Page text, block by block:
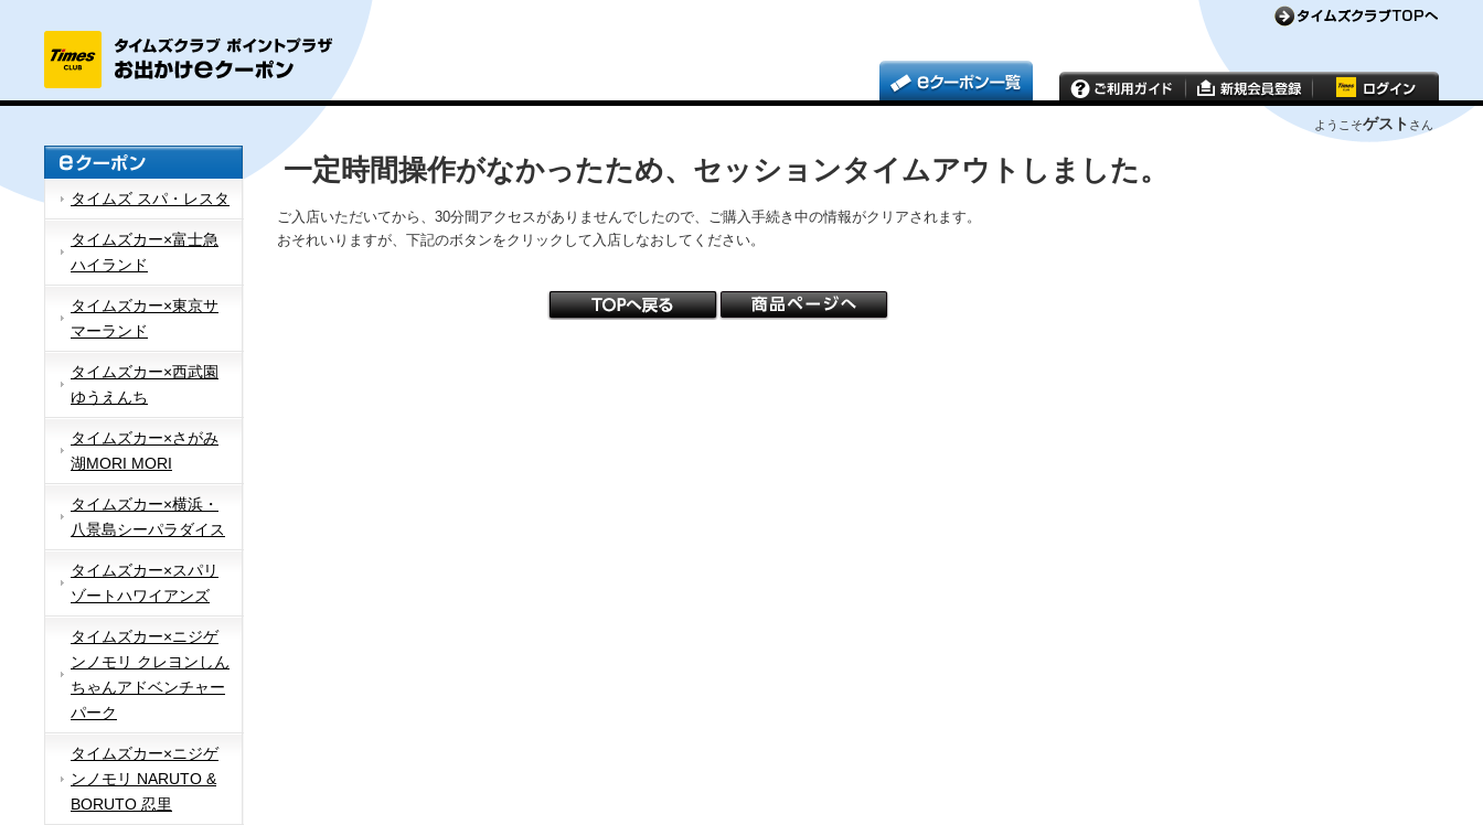
ようこそゲスト さん
タイムズ スパ・レスタ
タイムズカー×富士急
ハイランド
タイムズカー×東京サ
マーランド
タイムズカー×西武園
ゆうえんち
タイムズカー×さがみ
湖MORI MORI
タイムズカー×横浜・
八景島シーパラダイス
タイムズカー×スパリ
ゾートハワイアンズ
タイムズカー×ニジゲ
ンノモリ クレヨンしん
ちゃんアドベンチャー
パーク
タイムズカー×ニジゲ
ンノモリ NARUTO &
BORUTO 忍里
一定時間操作がなかったため、セッションタイムアウトしました。
ご入店いただいてから、30分間アクセスがありませんでしたので、ご購入手続き中の情報がクリアされます。
おそれいりますが、下記のボタンをクリックして入店しなおしてください。